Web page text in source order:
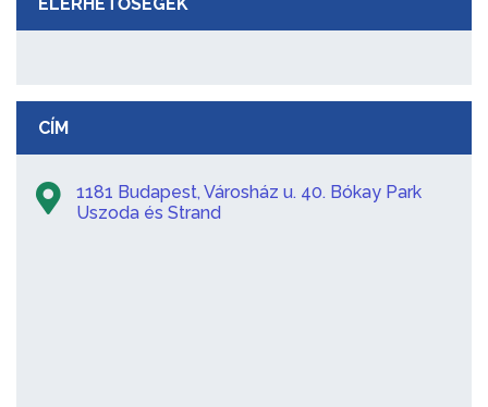
CÍM
1181 Budapest, Városház u. 40. Bókay Park
Uszoda és Strand